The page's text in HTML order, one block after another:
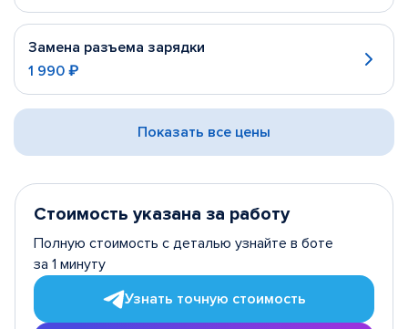
Замена разъема зарядки
1 990 ₽
Показать все цены
Стоимость указана за работу
Полную стоимость с деталью узнайте в боте
за 1 минуту
Узнать точную стоимость